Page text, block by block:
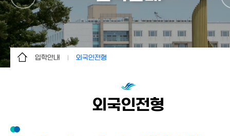
입학안내 외국인전형
외국인전형